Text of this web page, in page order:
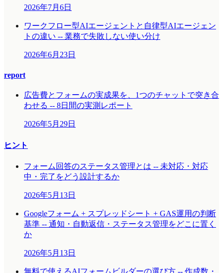
2026年7月6日
ワークフロー型AIエージェントと自律型AIエージェン
トの違い -- 業務で失敗しない使い分け
2026年6月23日
report
広告費とフォームの実成果を、1つのチャットで突き合
わせる -- 8日間の実測レポート
2026年5月29日
ヒント
フォーム回答のステータス管理とは -- 未対応・対応
中・完了をどう設計するか
2026年5月13日
Googleフォーム + スプレッドシート + GAS運用の判断
基準 -- 通知・自動返信・ステータス管理をどこに置く
か
2026年5月13日
無料で使えるAIフォームビルダーの選び方 -- 作成数・